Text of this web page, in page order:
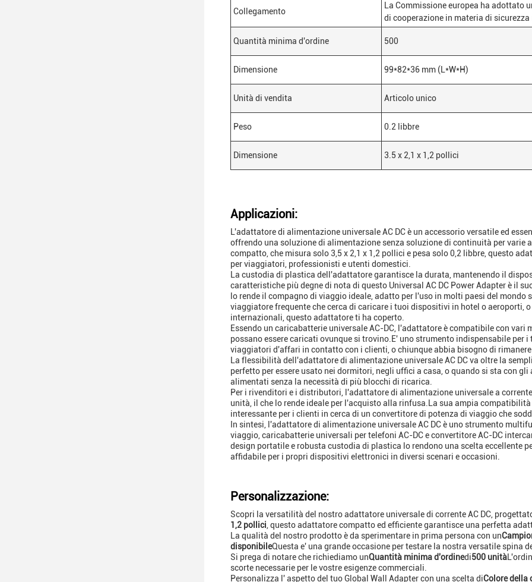
Collegamento
La Commissione europea ha adottato
di cooperazione in materia di sicurezza
Quantità minima d'ordine 500
Dimensione 99*82*36 mm (L*W*H)
Unità di vendita Articolo unico
Peso 0.2 libbre
Dimensione 3.5 x 2,1 x 1,2 pollici
Applicazioni:
L'adattatore di alimentazione universale AC DC è un accessorio versatile ed
offrendo una soluzione di alimentazione senza soluzione di continuità per varie
compatto, che misura solo 3,5 x 2,1 x 1,2 pollici e pesa solo 0,2 libbre, questo
per viaggiatori, professionisti e utenti domestici.
La custodia di plastica dell'adattatore garantisce la durata, mantenendo il
caratteristiche più degne di nota di questo Universal AC DC Power Adapter è il
lo rende il compagno di viaggio ideale, adatto per l'uso in molti paesi del
viaggiatore frequente che cerca di caricare i tuoi dispositivi in hotel o aeroporti,
internazionali, questo adattatore ti ha coperto.
Essendo un caricabatterie universale AC-DC, l'adattatore è compatibile con
possano essere caricati ovunque si trovino.E' uno strumento indispensabile
viaggiatori d'affari in contatto con i clienti, o chiunque abbia bisogno di
La flessibilità dell'adattatore di alimentazione universale AC DC va oltre la
perfetto per essere usato nei dormitori, negli uffici a casa, o quando si sta con
alimentati senza la necessità di più blocchi di ricarica.
Per i rivenditori e i distributori, l'adattatore di alimentazione universale a
unità, il che lo rende ideale per l'acquisto alla rinfusa.La sua ampia
interessante per i clienti in cerca di un convertitore di potenza di viaggio che
In sintesi, l'adattatore di alimentazione universale AC DC è uno strumento
viaggio, caricabatterie universali per telefoni AC-DC e convertitore AC-DC
design portatile e robusta custodia di plastica lo rendono una scelta eccellente
affidabile per i propri dispositivi elettronici in diversi scenari e occasioni.
Personalizzazione:
Scopri la versatilità del nostro adattatore universale di corrente AC DC,
1,2 pollici , questo adattatore compatto ed efficiente garantisce una perfetta
La qualità del nostro prodotto è da sperimentare in prima persona con un
disponibileQuesta e' una grande occasione per testare la nostra versatile spina
Si prega di notare che richiediamo unQuantità minima d'ordinedi500 unità
scorte necessarie per le vostre esigenze commerciali.
Personalizza l' aspetto del tuo Global Wall Adapter con una scelta diColore della